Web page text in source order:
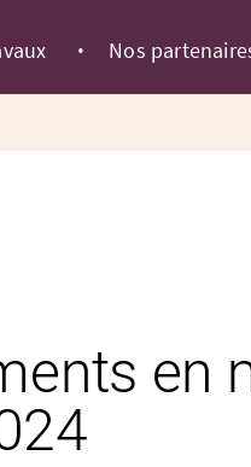
Nos
en